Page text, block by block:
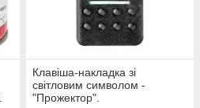
Клавіша-накладка зі
світловим символом -
"Прожектор".